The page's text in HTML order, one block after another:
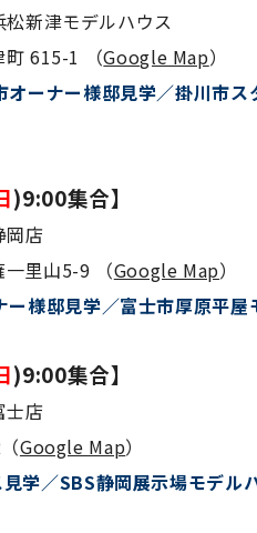
新津モデルハウス
町 615-1 （Google Map）
オーナー様邸見学／掛川市
)9:00集合】
店
一里山5-9 （Google Map）
ー様邸見学／富士市厚原平
)9:00集合】
店
Google Map）
見学／SBS静岡展示場モデル